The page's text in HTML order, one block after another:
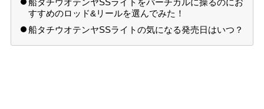
船タチウオテンヤSSライトをバーチカルに操るのにお
すすめのロッド&リールを選んでみた！
船タチウオテンヤSSライトの気になる発売日はいつ？